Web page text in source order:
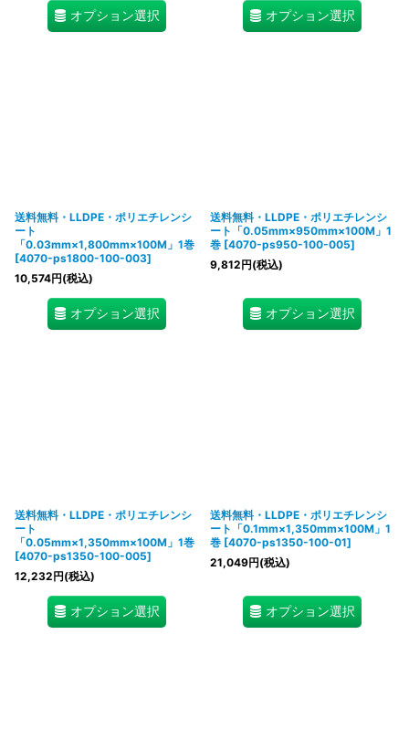
オプション選択 オプション選択
送料無料・LLDPE・ポリエチレンシ
ート
「0.03mm×1,800mm×100M」1巻
[4070-ps1800-100-003]
10,574円(税込)
オプション選択
送料無料・LLDPE・ポリエチレンシ
ート「0.05mm×950mm×100M」1
巻 [4070-ps950-100-005]
9,812円(税込)
オプション選択
送料無料・LLDPE・ポリエチレンシ
ート
「0.05mm×1,350mm×100M」1巻
[4070-ps1350-100-005]
12,232円(税込)
オプション選択
送料無料・LLDPE・ポリエチレンシ
ート「0.1mm×1,350mm×100M」1
巻 [4070-ps1350-100-01]
21,049円(税込)
オプション選択